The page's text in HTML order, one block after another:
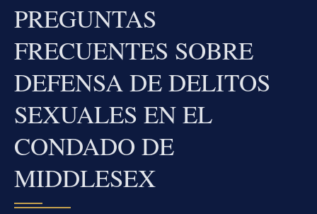
PREGUNTAS
FRECUENTES SOBRE
DEFENSA DE DELITOS
SEXUALES EN EL
CONDADO DE
MIDDLESEX